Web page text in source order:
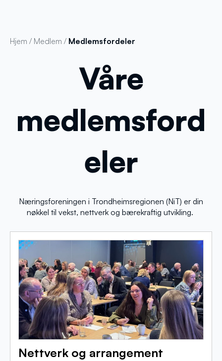
Hjem / Medlem / Medlemsfordeler
Våre
medlemsford
eler
Næringsforeningen i Trondheimsregionen (NiT) er din
nøkkel til vekst, nettverk og bærekraftig utvikling.
Nettverk og arrangement